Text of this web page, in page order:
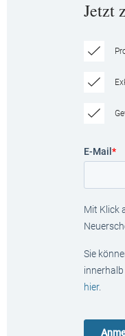
Jetzt
E-Mail *
Mit Klick
Sie
hier.